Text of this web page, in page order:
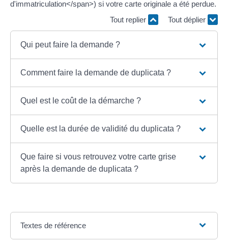
d'immatriculation</span>) si votre carte originale a été perdue.
Tout replier
Tout déplier
Qui peut faire la demande ?
Comment faire la demande de duplicata ?
Quel est le coût de la démarche ?
Quelle est la durée de validité du duplicata ?
Que faire si vous retrouvez votre carte grise
après la demande de duplicata ?
Textes de référence